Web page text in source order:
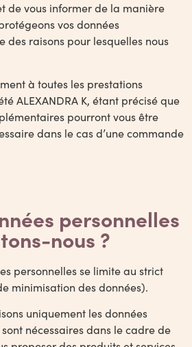
de vous informer de la manière
vos données
des raisons pour lesquelles nous
à toutes les prestations
ALEXANDRA K, étant précisé que
pourront vous être
dans le cas d’une commande
personnelles
nous ?
personnelles se limite au strict
minimisation des données).
uniquement les données
nécessaires dans le cadre de